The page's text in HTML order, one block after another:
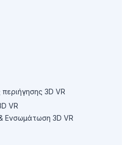
περιήγησης 3D VR
VR
Ενσωμάτωση 3D VR